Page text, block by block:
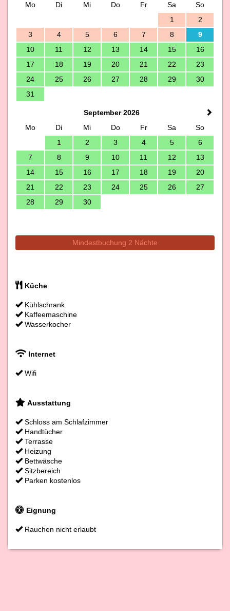
Mo
Di Mi Do Fr Sa
So
1
2
3
4 5 6 7 8
9
10
11 12 13 14 15
16
17
18 19 20 21 22
23
24
25 26 27 28 29
30
31
September 2026
Mo
Di Mi Do Fr Sa
So
1
2 3 4 5
6
7
8 9 10 11 12
13
14
15 16 17 18 19
20
21
22 23 24 25 26
27
28
29 30
Mindestbuchung 2 Nächte
Küche
Kühlschrank
Kaffeemaschine
Wasserkocher
Internet
Wifi
Ausstattung
Schloss am Schlafzimmer
Handtücher
Terrasse
Heizung
Bettwäsche
Sitzbereich
Parken kostenlos
Eignung
Rauchen nicht erlaubt